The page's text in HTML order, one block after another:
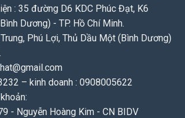
: 35 đường D6 KDC Phúc Đạt, K6
Dương) - TP. Hồ Chí Minh.
Phú Lợi, Thủ Dầu Một (Bình Dương)
– kinh doanh : 0908005622
- Nguyễn Hoàng Kim - CN BIDV